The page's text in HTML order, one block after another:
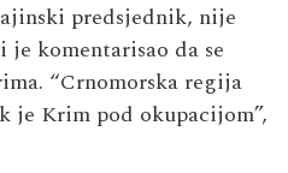
predsjednik, nije
komentarisao da se
“Crnomorska regija
je Krim pod okupacijom”,